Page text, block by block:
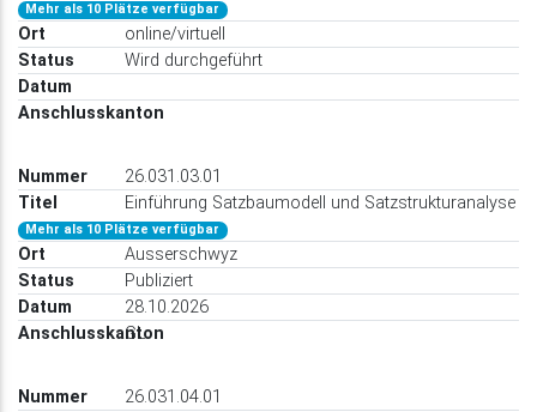
Mehr als 10 Plätze verfügbar
online/virtuell
Wird durchgeführt
26.031.03.01
Einführung Satzbaumodell und Satzstrukturanalyse
Mehr als 10 Plätze verfügbar
Ausserschwyz
Publiziert
28.10.2026
GL
26.031.04.01